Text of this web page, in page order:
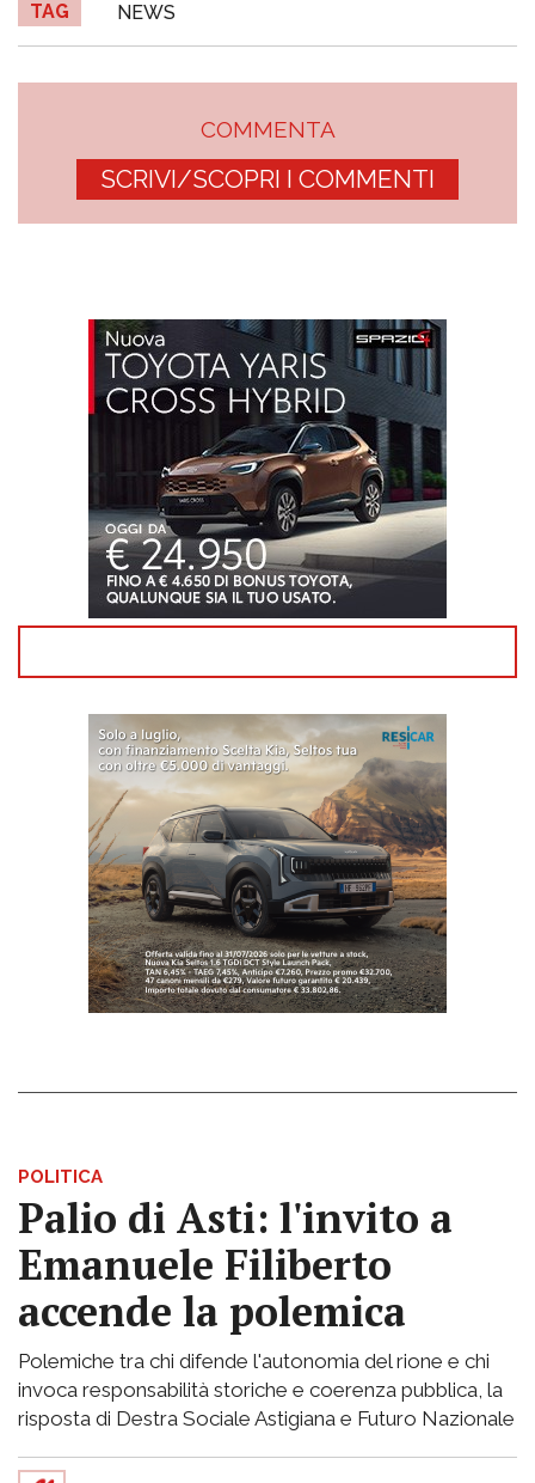
TAG NEWS
COMMENTA
SCRIVI/SCOPRI I COMMENTI
POLITICA
Palio di Asti: l'invito a
Emanuele Filiberto
accende la polemica
Polemiche tra chi difende l'autonomia del rione e chi
invoca responsabilità storiche e coerenza pubblica, la
risposta di Destra Sociale Astigiana e Futuro Nazionale